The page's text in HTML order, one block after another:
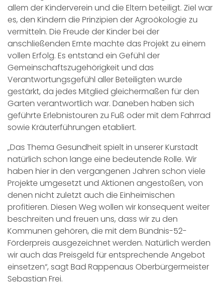
allem der Kinderverein und die Eltern beteiligt. Ziel war
es, den Kindern die Prinzipien der Agroökologie zu
vermitteln. Die Freude der Kinder bei der
anschließenden Ernte machte das Projekt zu einem
vollen Erfolg. Es entstand ein Gefühl der
Gemeinschaftszugehörigkeit und das
Verantwortungsgefühl aller Beteiligten wurde
gestärkt, da jedes Mitglied gleichermaßen für den
Garten verantwortlich war. Daneben haben sich
geführte Erlebnistouren zu Fuß oder mit dem Fahrrad
sowie Kräuterführungen etabliert.
„Das Thema Gesundheit spielt in unserer Kurstadt
natürlich schon lange eine bedeutende Rolle. Wir
haben hier in den vergangenen Jahren schon viele
Projekte umgesetzt und Aktionen angestoßen, von
denen nicht zuletzt auch die Einheimischen
profitieren. Diesen Weg wollen wir konsequent weiter
beschreiten und freuen uns, dass wir zu den
Kommunen gehören, die mit dem Bündnis-52-
Förderpreis ausgezeichnet werden. Natürlich werden
wir auch das Preisgeld für entsprechende Angebot
einsetzen“, sagt Bad Rappenaus Oberbürgermeister
Sebastian Frei.